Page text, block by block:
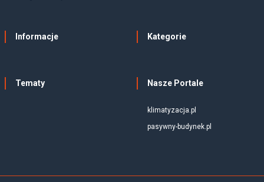
Informacje Kategorie
Tematy Nasze Portale
klimatyzacja.pl
pasywny-budynek.pl